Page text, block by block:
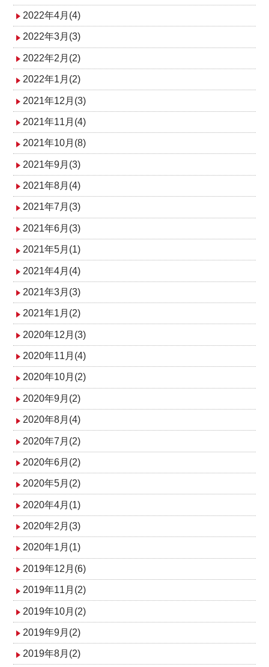
2022年4月(4)
2022年3月(3)
2022年2月(2)
2022年1月(2)
2021年12月(3)
2021年11月(4)
2021年10月(8)
2021年9月(3)
2021年8月(4)
2021年7月(3)
2021年6月(3)
2021年5月(1)
2021年4月(4)
2021年3月(3)
2021年1月(2)
2020年12月(3)
2020年11月(4)
2020年10月(2)
2020年9月(2)
2020年8月(4)
2020年7月(2)
2020年6月(2)
2020年5月(2)
2020年4月(1)
2020年2月(3)
2020年1月(1)
2019年12月(6)
2019年11月(2)
2019年10月(2)
2019年9月(2)
2019年8月(2)